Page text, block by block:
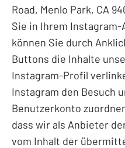
Road, Menlo Park, CA
Sie in Ihrem
können Sie durch
Buttons die Inhalte
Instagram-Profil
Instagram den Besuch
Benutzerkonto
dass wir als Anbieter
vom Inhalt der